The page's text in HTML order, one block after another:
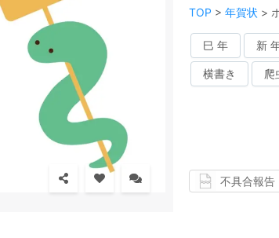
TOP > 年賀状 >
巳 年 新
横書き 爬
不具合報告